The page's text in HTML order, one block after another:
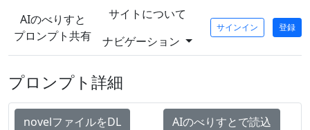
AIのべりすと
プロンプト共有
サイトについて
ナビゲーション
サインイン 登録
プロンプト詳細
novelファイルをDL AIのべりすとで読込